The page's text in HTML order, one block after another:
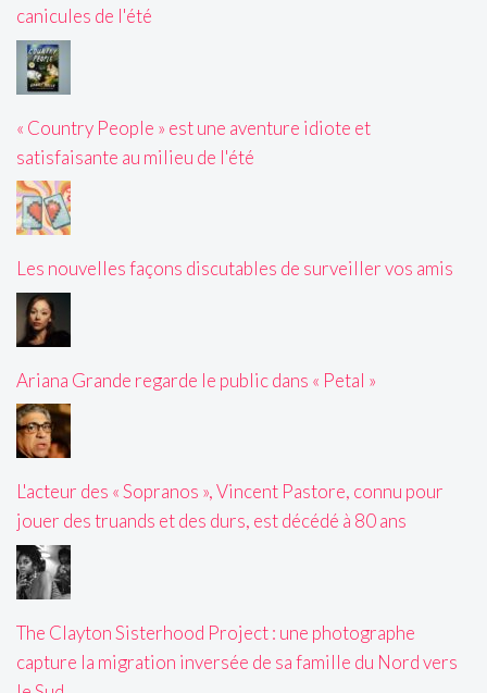
canicules de l'été
« Country People » est une aventure idiote et
satisfaisante au milieu de l'été
Les nouvelles façons discutables de surveiller vos amis
Ariana Grande regarde le public dans « Petal »
L'acteur des « Sopranos », Vincent Pastore, connu pour
jouer des truands et des durs, est décédé à 80 ans
The Clayton Sisterhood Project : une photographe
capture la migration inversée de sa famille du Nord vers